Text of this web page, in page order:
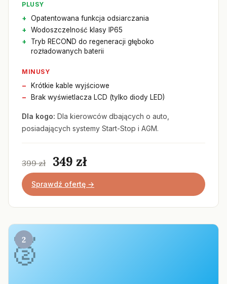
PLUSY
Opatentowana funkcja odsiarczania
Wodoszczelność klasy IP65
Tryb RECOND do regeneracji głęboko
rozładowanych baterii
MINUSY
Krótkie kable wyjściowe
Brak wyświetlacza LCD (tylko diody LED)
Dla kogo: Dla kierowców dbających o auto,
posiadających systemy Start-Stop i AGM.
399 zł 349 zł
Sprawdź ofertę →
2